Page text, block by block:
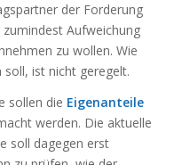
der Forderung
Aufweichung
zu wollen. Wie
ist nicht geregelt.
sollen die Eigenanteile
werden. Die aktuelle
soll dagegen erst